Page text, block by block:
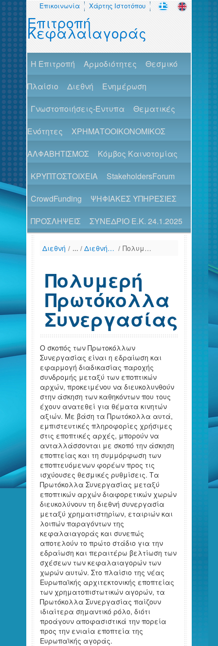
Επικοινωνία Χάρτης Ιστοτόπου
Επιτροπή
Κεφαλαιαγοράς
H Επιτροπή Αρμοδιότητες
Θεσμικό
Πλαίσιο
Διεθνή
Ενημέρωση
Γνωστοποιήσεις-Έντυπα
Θεματικές
Ενότητες
ΧΡΗΜΑΤΟΟΙΚΟΝΟΜΙΚΟΣ
ΑΛΦΑΒΗΤΙΣΜΟΣ
Κόμβος Καινοτομίας
ΚΡΥΠΤΟΣΤΟΙΧΕΙΑ
StakeholdersForum
CrowdFunding
ΨΗΦΙΑΚΕΣ ΥΠΗΡΕΣΙΕΣ
ΠΡΟΣΛΗΨΕΙΣ
ΣΥΝΕΔΡΙΟ Ε.Κ. 24.1.2025
Διεθνή / Διεθνής Συνεργασία / Πολυμερή Πρωτόκολλα Συνεργασίας
Πολυμερή
Πρωτόκολλα
Συνεργασίας
Ο σκοπός των Πρωτοκόλλων
Συνεργασίας είναι η εδραίωση και
εφαρμογή διαδικασίας παροχής
συνδρομής μεταξύ των εποπτικών
αρχών, προκειμένου να διευκολυνθούν
στην άσκηση των καθηκόντων που τους
έχουν ανατεθεί για θέματα κινητών
αξιών. Με βάση τα Πρωτόκολλα αυτά,
εμπιστευτικές πληροφορίες χρήσιμες
στις εποπτικές αρχές, μπορούν να
ανταλλάσσονται με σκοπό την άσκηση
εποπτείας και τη συμμόρφωση των
εποπτευόμενων φορέων προς τις
ισχύουσες θεσμικές ρυθμίσεις. Τα
Πρωτόκολλα Συνεργασίας μεταξύ
εποπτικών αρχών διαφορετικών χωρών
διευκολύνουν τη διεθνή συνεργασία
μεταξύ χρηματιστηρίων, εταιριών και
λοιπών παραγόντων της
κεφαλαιαγοράς και συνεπώς
αποτελούν το πρώτο στάδιο για την
εδραίωση και περαιτέρω βελτίωση των
σχέσεων των κεφαλαιαγορών των
χωρών αυτών. Στο πλαίσιο της νέας
Ευρωπαϊκής αρχιτεκτονικής εποπτείας
των χρηματοπιστωτικών αγορών, τα
Πρωτόκολλα Συνεργασίας παίζουν
ιδιαίτερα σημαντικό ρόλο, διότι
προάγουν αποφασιστικά την πορεία
προς την ενιαία εποπτεία της
Ευρωπαϊκής αγοράς.